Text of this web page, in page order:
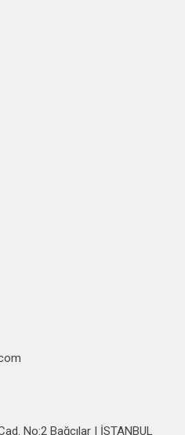
No:2 Bağcılar | İSTANBUL